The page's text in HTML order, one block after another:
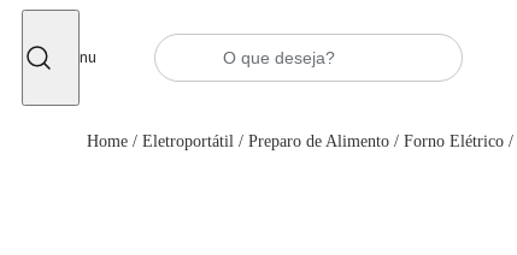
Menu
Home / Eletroportátil / Preparo de Alimento / Forno Elétrico /